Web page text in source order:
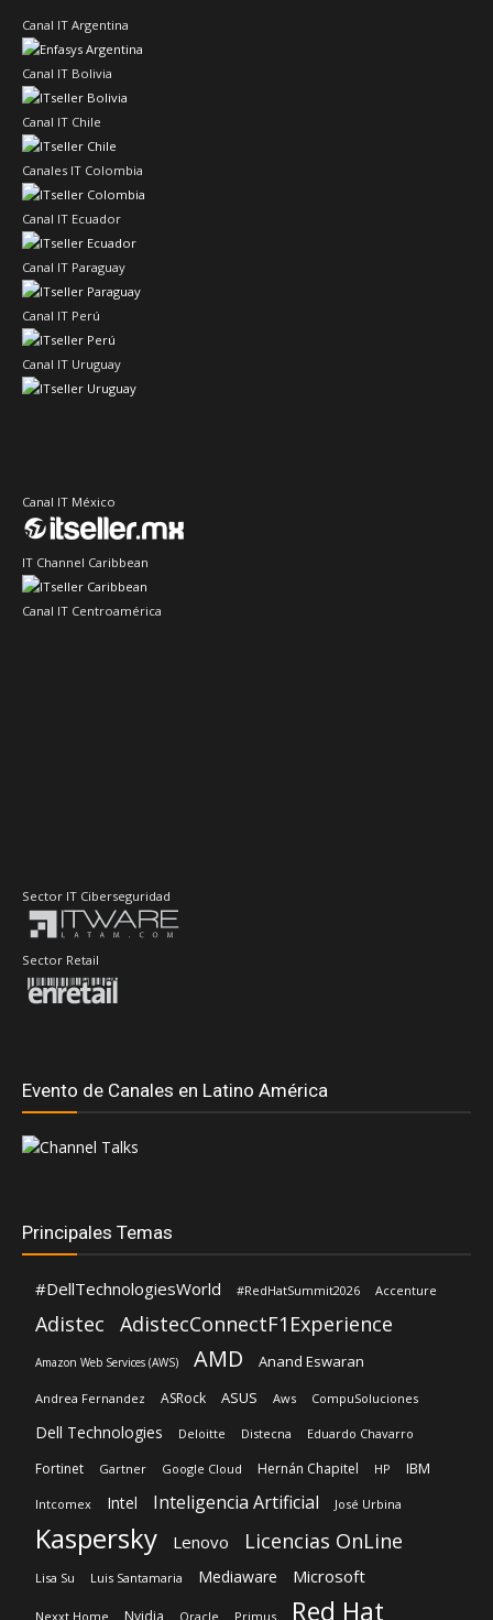
Canal IT Argentina
Canal IT Bolivia
Canal IT Chile
Canales IT Colombia
Canal IT Ecuador
Canal IT Paraguay
Canal IT Perú
Canal IT Uruguay
Canal IT México
IT Channel Caribbean
Canal IT Centroamérica
Evento de Canales en Latino América
Principales Temas
#DellTechnologiesWorld
Amazon Web Services (AWS)
Dell Technologies Deloitte Distecna Eduardo Chavarro
Fortinet Gartner Google Cloud Hernán Chapitel HP
Intcomex Intel Inteligencia Artificial José Urbina
Kaspersky Lenovo Licencias OnLine
Lisa Su Luis Santamaria Mediaware Microsoft
Oracle Red Hat
Schneider Electric Shiva Pillay
Siemens Siemens Realize LIVE SonicWall Sophos
TD Synnex Veeam